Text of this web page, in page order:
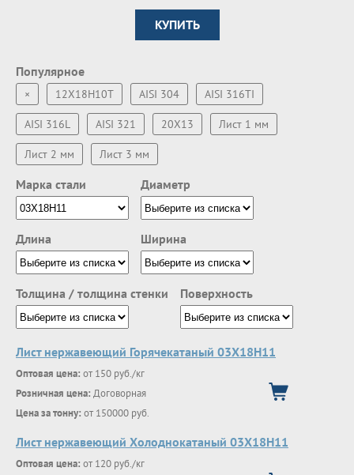
КУПИТЬ
Популярное
× 12Х18Н10Т AISI 304 AISI 316TI
AISI 316L AISI 321 20Х13 Лист 1 мм
Лист 2 мм Лист 3 мм
Марка стали Диаметр
Длина Ширина
Толщина / толщина стенки Поверхность
Лист нержавеющий Горячекатаный 03X18H11
Оптовая цена: от 150 руб./кг
Розничная цена: Договорная
Цена за тонну: от 150000 руб.
Лист нержавеющий Холоднокатаный 03X18H11
Оптовая цена: от 120 руб./кг